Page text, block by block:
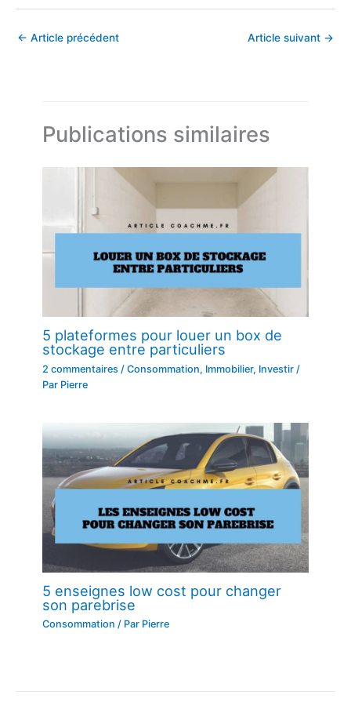
← Article précédent Article suivant →
Publications similaires
5 plateformes pour louer un box de
stockage entre particuliers
2 commentaires /Consommation, Immobilier, Investir /
Par Pierre
5 enseignes low cost pour changer
son parebrise
Consommation / Par Pierre